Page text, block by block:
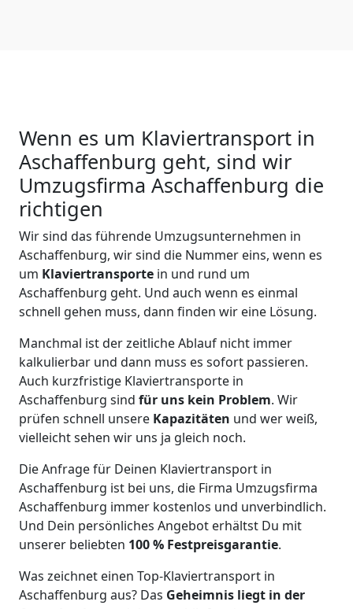
Wenn es um Klaviertransport in
Aschaffenburg geht, sind wir
Umzugsfirma Aschaffenburg die
richtigen
Wir sind das führende Umzugsunternehmen in
Aschaffenburg, wir sind die Nummer eins, wenn es
um Klaviertransporte in und rund um
Aschaffenburg geht. Und auch wenn es einmal
schnell gehen muss, dann finden wir eine Lösung.
Manchmal ist der zeitliche Ablauf nicht immer
kalkulierbar und dann muss es sofort passieren.
Auch kurzfristige Klaviertransporte in
Aschaffenburg sind für uns kein Problem. Wir
prüfen schnell unsere Kapazitäten und wer weiß,
vielleicht sehen wir uns ja gleich noch.
Die Anfrage für Deinen Klaviertransport in
Aschaffenburg ist bei uns, die Firma Umzugsfirma
Aschaffenburg immer kostenlos und unverbindlich.
Und Dein persönliches Angebot erhältst Du mit
unserer beliebten 100 % Festpreisgarantie.
Was zeichnet einen Top-Klaviertransport in
Aschaffenburg aus? Das Geheimnis liegt in der